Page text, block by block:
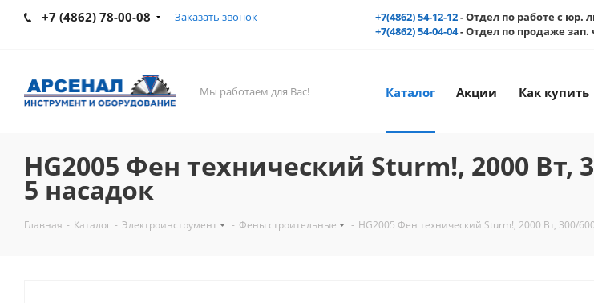
+7 (4862) 78-00-08 Заказать звонок +7(4862) 54-12-12- Отдел по работе с юр.
+7(4862) 54-04-04- Отдел по продаже зап.
Мы работаем для Вас! Каталог Акции Как купить
HG2005 Фен технический Sturm!, 2000 Вт,
5 насадок
Главная - Каталог - Электроинструмент - Фены строительные - HG2005 Фен технический Sturm!, 2000 Вт, 300/